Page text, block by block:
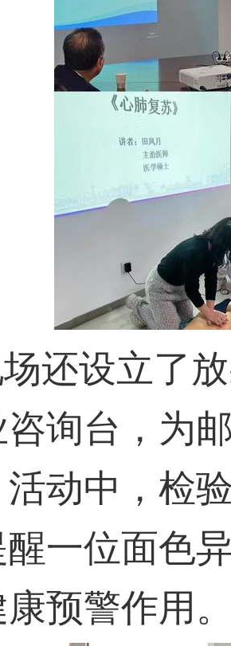
还设立了
询台 ， 为
动中，检
醒一位面色
康预警作用